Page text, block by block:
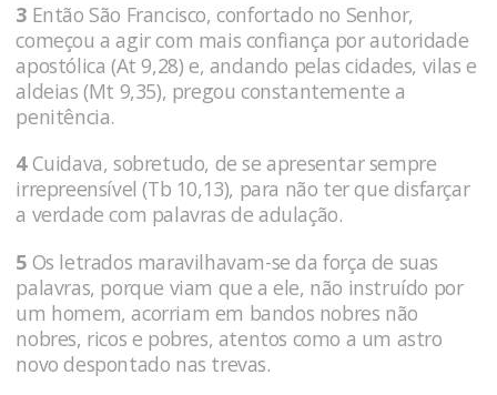
3 Então São Francisco, confortado no Senhor,
começou a agir com mais confiança por autoridade
apostólica (At 9,28) e, andando pelas cidades, vilas e
aldeias (Mt 9,35), pre­gou constantemente a
penitência.
4Cuidava, sobretudo, de se apresentar sempre
irrepreensível (Tb 10,13), para não ter que disfarçar
a verdade com palavras de adulação.
5 Os letrados maravilhavam-se da força de suas
palavras, porque viam que a ele, não instruído por
um homem, acorriam em bandos nobres não
nobres, ricos e po­bres, atentos como a um astro
novo despontado nas trevas.